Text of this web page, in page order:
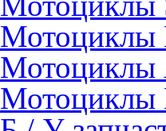
Мотоциклы
Мотоциклы
Мотоциклы